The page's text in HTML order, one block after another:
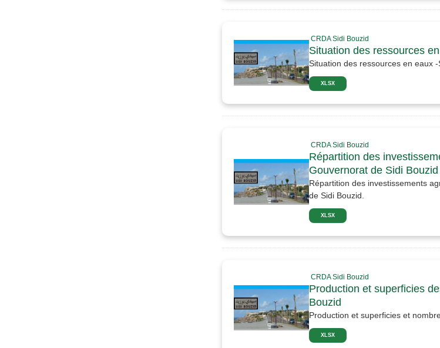
CRDA Sidi Bouzid
Situation des ressources
Situation des ressources en eaux -
XLSX
CRDA Sidi Bouzid
Répartition des
Gouvernorat de Sidi Bouzid
Répartition des investissements
de Sidi Bouzid.
XLSX
CRDA Sidi Bouzid
Production et superficies
Bouzid
Production et superficies et
XLSX